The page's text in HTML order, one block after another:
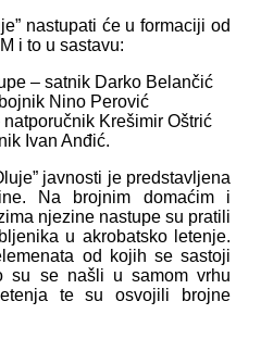
nastupati će u formaciji od
i to u sastavu:
– satnik Darko Belančić
Nino Perović
Krešimir Oštrić
Ivan Anđić.
javnosti je predstavljena
Na brojnim domaćim i
njezine nastupe su pratili
u akrobatsko letenje.
od kojih se sastoji
su se našli u samom vrhu
te su osvojili brojne